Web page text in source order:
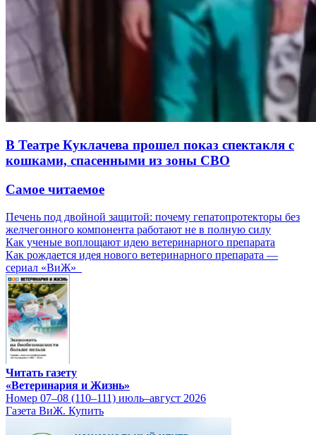
В Театре Куклачева прошел показ спектакля с
кошками, спасенными из зоны СВО
Самое читаемое
Печень под двойной защитой: почему гепатопротекторы без
желчегонного компонента работают не в полную силу
Как ученые воплощают идею ветеринарного препарата
Как рождается идея нового ветеринарного препарата —
сериал «ВиЖ»
Читать газету
«Ветеринария и Жизнь»
Номер 07–08 (110–111) июль–август 2026
Газета ВиЖ. Купить